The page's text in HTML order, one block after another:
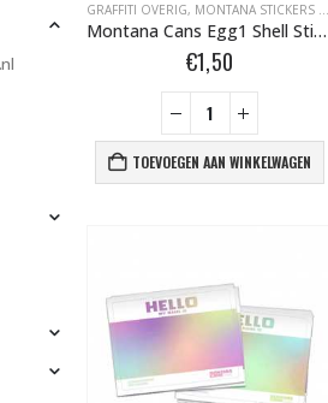
GRAFFITI OVERIG, MONTANA STICKERS BOMBER.NL
Montana Cans Egg1 Shell Stickers White 5st 505001
€1,50
TOEVOEGEN AAN WINKELWAGEN